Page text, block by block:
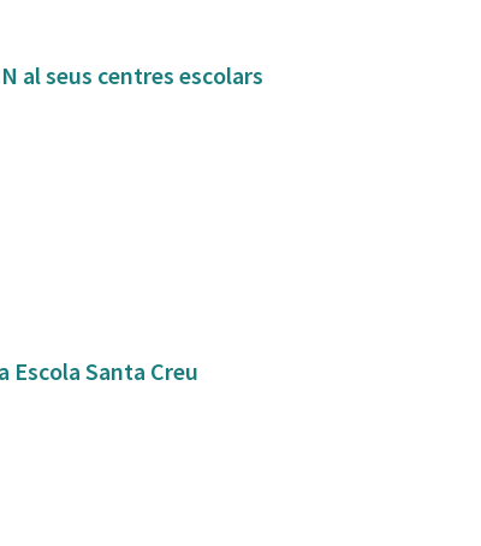
al seus centres escolars
Escola Santa Creu